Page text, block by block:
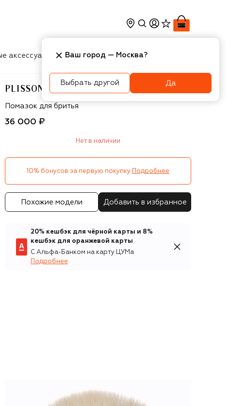
аксессуары Косметика Интерьер
PLISSON
Plisson
Помазок для бритья
36 000 ₽
Нет в наличии
10% бонусов за первую покупку Подробнее
Похожие модели Добавить в избранное
20% кешбэк для чёрной карты и 8%
кешбэк для оранжевой карты
С Альфа-Банком на карту ЦУМа
Подробнее
Ваш город — Москва?
Выбрать другой Да